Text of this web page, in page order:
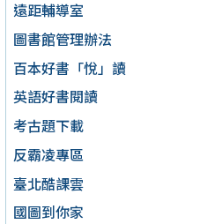
遠距輔導室
圖書館管理辦法
百本好書「悅」讀
英語好書閱讀
考古題下載
反霸凌專區
臺北酷課雲
國圖到你家